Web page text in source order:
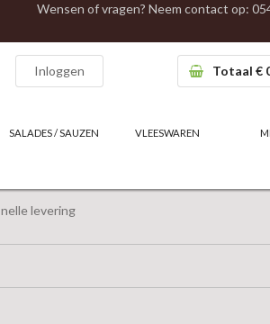
Wensen of vragen? Neem contact op:
Inloggen Totaal €
SALADES / SAUZEN VLEESWAREN
levering